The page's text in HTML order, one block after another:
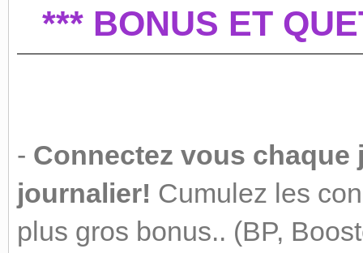
*** BONUS ET
- Connectez vous
journalier! Cumulez les
plus gros bonus.. (BP,